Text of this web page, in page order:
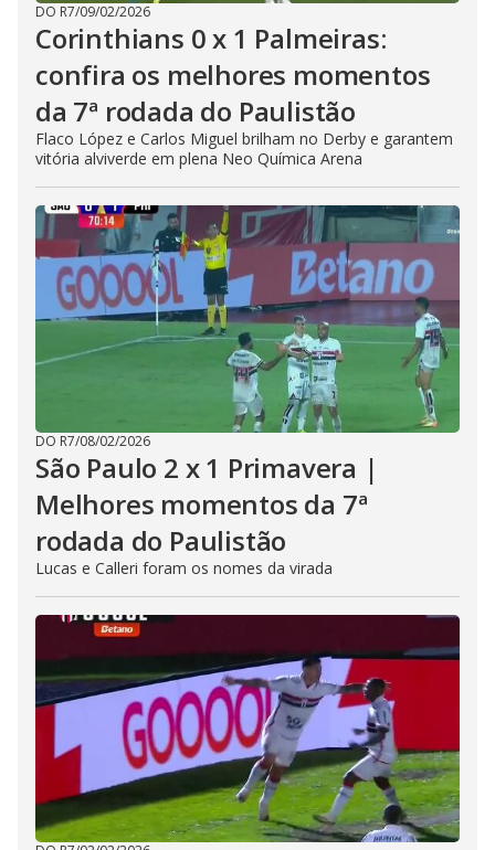
DO R7/09/02/2026
Corinthians 0 x 1 Palmeiras:
confira os melhores momentos
da 7ª rodada do Paulistão
Flaco López e Carlos Miguel brilham no Derby e garantem
vitória alviverde em plena Neo Química Arena
DO R7/08/02/2026
São Paulo 2 x 1 Primavera |
Melhores momentos da 7ª
rodada do Paulistão
Lucas e Calleri foram os nomes da virada